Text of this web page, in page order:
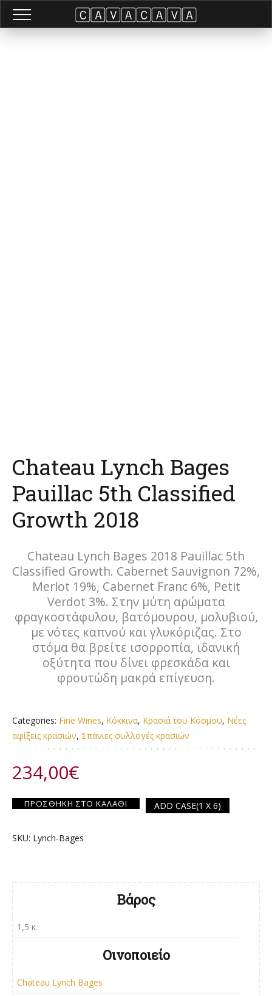
Chateau Lynch Bages
Pauillac 5th Classified
Growth 2018
Chateau Lynch Bages 2018 Pauillac 5th
Classified Growth. Cabernet Sauvignon 72%,
Merlot 19%, Cabernet Franc 6%, Petit
Verdot 3%. Στην μύτη αρώματα
φραγκοστάφυλου, βατόμουρου, μολυβιού,
με νότες καπνού και γλυκόριζας. Στο
στόμα θα βρείτε ισορροπία, ιδανική
οξύτητα που δίνει φρεσκάδα και
φρουτώδη μακρά επίγευση.
Categories: Fine Wines, Κόκκινα, Κρασιά του Κόσμου, Νέες
αφίξεις κρασιών, Σπάνιες συλλογές κρασιών
234,00€
ΠΡΟΣΘΉΚΗ ΣΤΟ ΚΑΛΆΘΙ ADD CASE(1 X 6)
SKU: Lynch-Bages
Βάρος
1,5 κ.
Οινοποιείο
Chateau Lynch Bages